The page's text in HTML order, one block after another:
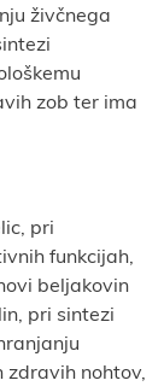
živčnega
zob ter ima
pri
funkcijah,
beljakovin
pri sintezi
zdravih nohtov,